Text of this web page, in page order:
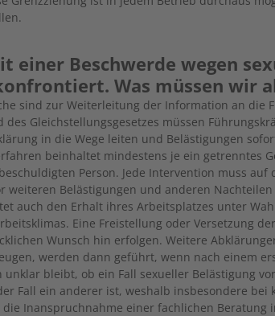
einer Beschwerde wegen
Was müssen wir
sind zur Weiterleitung der Information an die
Gleichstellungsgesetzes müssen
in die Wege leiten und Belästigungen
beinhaltet mindestens je ein getrenntes
Person. Jede Intervention muss auf
weiteren Belästigungen und anderen
auch den Erhalt ihres Arbeitsplatzes unter
Eine Freistellung oder Versetzung
Wunsch hin erfolgen. Weitere
werden dann geführt, wenn nach einem
unklar bleibt, ob ein Fall sexueller Belästigung
Fall ein anderer ist, weshalb insbesondere bei
Inanspruchnahme einer fachlichen Beratung